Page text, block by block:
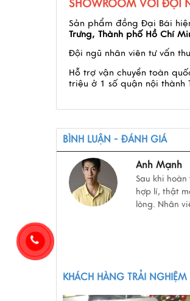
SHOWROOM VỚI ĐỘI
Sản phẩm đồng Đại Bái
Trưng, Thành phố Hồ Chí
Đội ngũ nhân viên tư vấn
Hỗ trợ vận chuyển toàn
triệu ở 1 số quận nội thành
BÌNH LUẬN - ĐÁNH GIÁ
Anh Mạnh
Sau khi
hợp lí, thật
lòng. Nhân
KHÁCH HÀNG TRẢI